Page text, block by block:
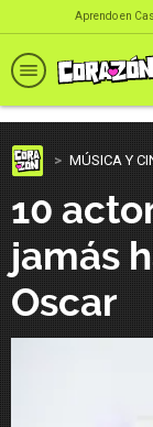
Aprendo en
MÚSICA Y
10
jamás
Oscar